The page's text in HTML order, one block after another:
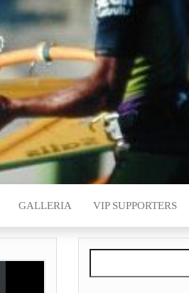
GALLERIA VIP SUPPORTERS